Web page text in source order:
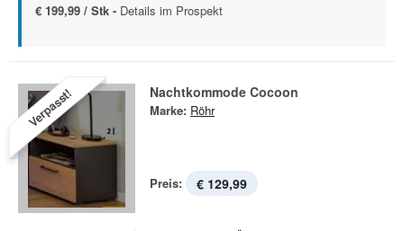
€ 199,99 / Stk - Details im Prospekt
Verpasst! Nachtkommode Cocoon
Marke: Röhr
Preis: € 129,99